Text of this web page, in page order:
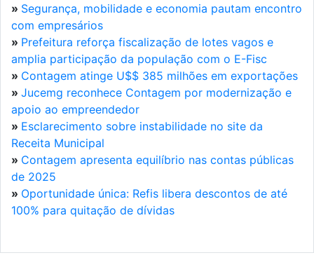
» Segurança, mobilidade e economia pautam encontro
com empresários
» Prefeitura reforça fiscalização de lotes vagos e
amplia participação da população com o E-Fisc
» Contagem atinge U$$ 385 milhões em exportações
» Jucemg reconhece Contagem por modernização e
apoio ao empreendedor
» Esclarecimento sobre instabilidade no site da
Receita Municipal
» Contagem apresenta equilíbrio nas contas públicas
de 2025
» Oportunidade única: Refis libera descontos de até
100% para quitação de dívidas